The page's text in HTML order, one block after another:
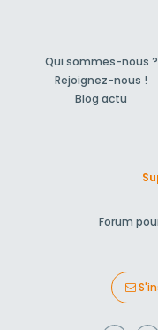
Qui sommes-nous ?
Rejoignez-nous !
Blog actu
Forum